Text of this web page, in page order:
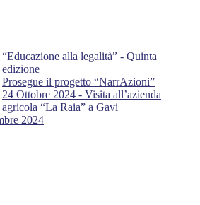
“Educazione alla legalità” - Quinta
edizione
Prosegue il progetto “NarrAzioni”
24 Ottobre 2024 - Visita all’azienda
agricola “La Raia” a Gavi
2024